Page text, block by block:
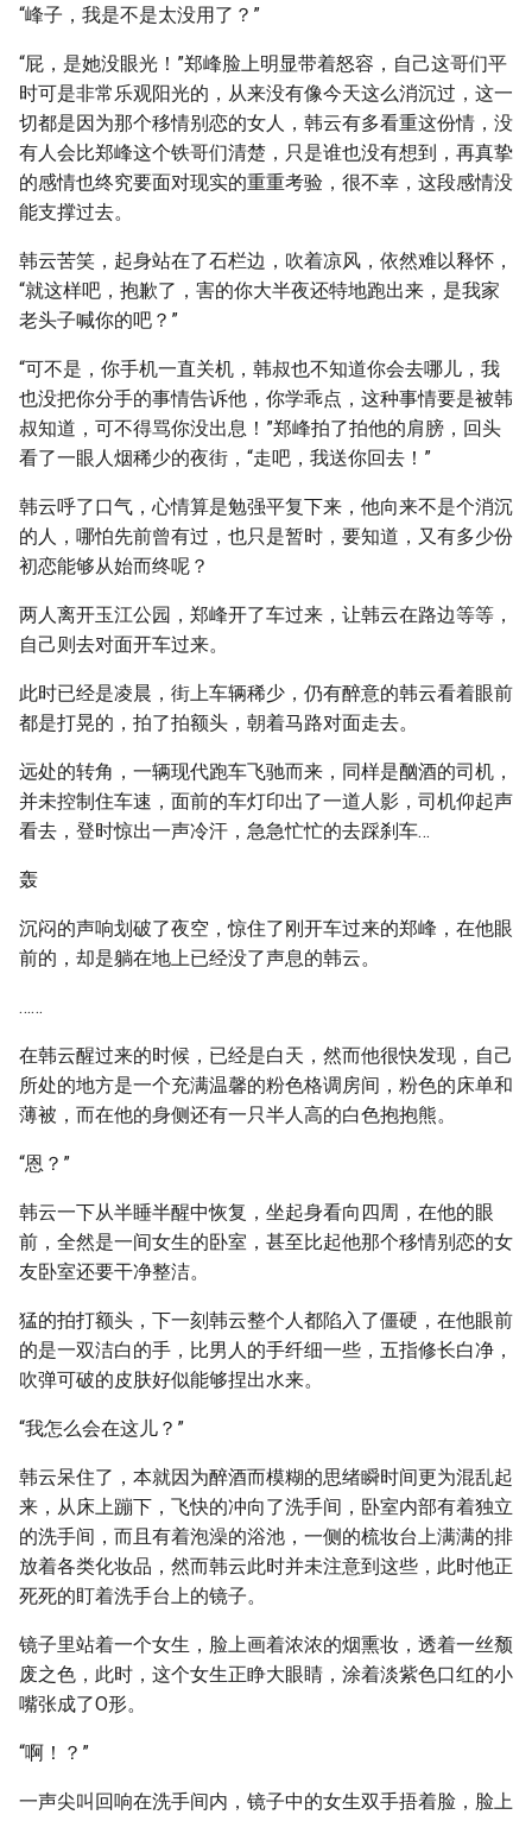
“峰子，我是不是太没用了？”
“屁，是她没眼光！”郑峰脸上明显带着怒容，自己这哥们平
时可是非常乐观阳光的，从来没有像今天这么消沉过，这一
切都是因为那个移情别恋的女人，韩云有多看重这份情，没
有人会比郑峰这个铁哥们清楚，只是谁也没有想到，再真挚
的感情也终究要面对现实的重重考验，很不幸，这段感情没
能支撑过去。
韩云苦笑，起身站在了石栏边，吹着凉风，依然难以释怀，
“就这样吧，抱歉了，害的你大半夜还特地跑出来，是我家
老头子喊你的吧？”
“可不是，你手机一直关机，韩叔也不知道你会去哪儿，我
也没把你分手的事情告诉他，你学乖点，这种事情要是被韩
叔知道，可不得骂你没出息！”郑峰拍了拍他的肩膀，回头
看了一眼人烟稀少的夜街，“走吧，我送你回去！”
韩云呼了口气，心情算是勉强平复下来，他向来不是个消沉
的人，哪怕先前曾有过，也只是暂时，要知道，又有多少份
初恋能够从始而终呢？
两人离开玉江公园，郑峰开了车过来，让韩云在路边等等，
自己则去对面开车过来。
此时已经是凌晨，街上车辆稀少，仍有醉意的韩云看着眼前
都是打晃的，拍了拍额头，朝着马路对面走去。
远处的转角，一辆现代跑车飞驰而来，同样是酗酒的司机，
并未控制住车速，面前的车灯印出了一道人影，司机仰起声
看去，登时惊出一声冷汗，急急忙忙的去踩刹车…
轰
沉闷的声响划破了夜空，惊住了刚开车过来的郑峰，在他眼
前的，却是躺在地上已经没了声息的韩云。
……
在韩云醒过来的时候，已经是白天，然而他很快发现，自己
所处的地方是一个充满温馨的粉色格调房间，粉色的床单和
薄被，而在他的身侧还有一只半人高的白色抱抱熊。
“恩？”
韩云一下从半睡半醒中恢复，坐起身看向四周，在他的眼
前，全然是一间女生的卧室，甚至比起他那个移情别恋的女
友卧室还要干净整洁。
猛的拍打额头，下一刻韩云整个人都陷入了僵硬，在他眼前
的是一双洁白的手，比男人的手纤细一些，五指修长白净，
吹弹可破的皮肤好似能够捏出水来。
“我怎么会在这儿？”
韩云呆住了，本就因为醉酒而模糊的思绪瞬时间更为混乱起
来，从床上蹦下，飞快的冲向了洗手间，卧室内部有着独立
的洗手间，而且有着泡澡的浴池，一侧的梳妆台上满满的排
放着各类化妆品，然而韩云此时并未注意到这些，此时他正
死死的盯着洗手台上的镜子。
镜子里站着一个女生，脸上画着浓浓的烟熏妆，透着一丝颓
废之色，此时，这个女生正睁大眼睛，涂着淡紫色口红的小
嘴张成了O形。
“啊！？”
一声尖叫回响在洗手间内，镜子中的女生双手捂着脸，脸上